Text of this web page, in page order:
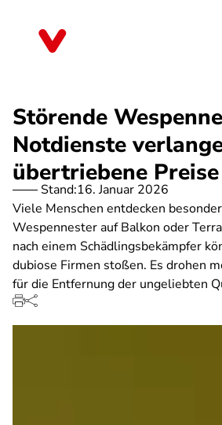
Störende
Notdienste
übertriebene Preise
Stand:16. Januar 2026
Viele Menschen entdecken
Wespennester auf Balkon oder
nach einem Schädlingsbekämpfer
dubiose Firmen stoßen. Es drohen
für die Entfernung der ungeliebten